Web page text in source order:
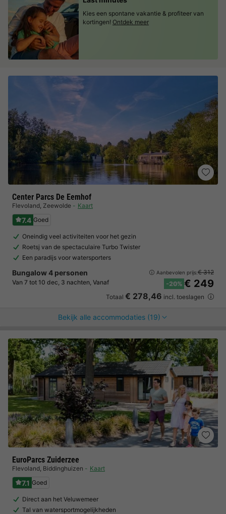
Center Parcs De Eemhof
Flevoland, Zeewolde Kaart
7.4 Goed
Oneindig veel activiteiten voor het gezin
Roetsj van de spectaculaire Turbo Twister
Een paradijs voor watersporters
Bungalow 4 personen
Van 7 tot 10 dec, 3 nachten, Vanaf
Aanbevolen prijs:€ 312
-20% € 249
Totaal € 278,46 incl. toeslagen
Bekijk alle accommodaties (19)
EuroParcs Zuiderzee
Flevoland, Biddinghuizen Kaart
7.1 Goed
Direct aan het Veluwemeer
Tal van watersportmogelijkheden
Kies een spontane vakantie & profiteer van
kortingen! Ontdek meer